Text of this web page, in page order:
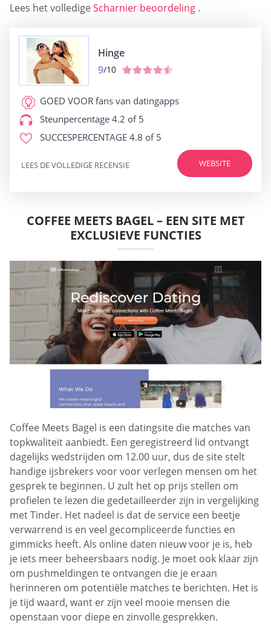
Lees het volledigeScharnier beoordeling .
Hinge
9/10
GOED VOOR fans van datingapps
Steunpercentage 4.2 of 5
SUCCESPERCENTAGE 4.8 of 5
WEBSITE
LEES DE VOLLEDIGE RECENSIE
COFFEE MEETS BAGEL – EEN SITE MET
EXCLUSIEVE FUNCTIES
Coffee Meets Bagel is een datingsite die matches van
topkwaliteit aanbiedt. Een geregistreerd lid ontvangt
dagelijks wedstrijden om 12.00 uur, dus de site stelt
handige ijsbrekers voor voor verlegen mensen om het
gesprek te beginnen. U zult het op prijs stellen om
profielen te lezen die gedetailleerder zijn in vergelijking
met Tinder. Het nadeel is dat de service een beetje
verwarrend is en veel gecompliceerde functies en
gimmicks heeft. Als online daten nieuw voor je is, heb
je iets meer beheersbaars nodig. Je moet ook klaar zijn
om pushmeldingen te ontvangen die je eraan
herinneren om potentiële matches te berichten. Het is
je tijd waard, want er zijn veel mooie mensen die
openstaan voor diepe en zinvolle gesprekken.